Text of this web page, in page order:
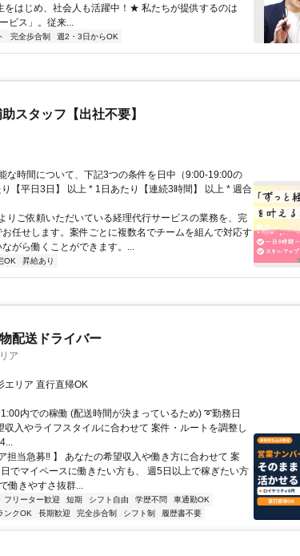
をはじめ、社会人も活躍中！★ 私たちが提供するのは
ビス」。従来...
完全歩合制 週2・3日からOK
スタッフ【出社不要】
な時間について、下記3つの条件を日中（9:00-19:00の
【平日3日】 以上 * 1日あたり【連続3時間】 以上 * 週合
りご依頼いただいている経理代行サービスの業務を、完
任せします。案件ごとに複数名でチームを組んで対応す
がら働くことができます。...
OK 昇給あり
配送ドライバー
ア
エリア 直行直帰OK
内での稼働 (配送時間が決まっているため) ➰勤務日
収入やライフスタイルに合わせて 案件・ルートを調整し
担当急募‼ 】 あなたの希望収入や働き方に合わせて 案
でマイペースに働きたい方も、 週5日以上で稼ぎたい方
働きやすさ抜群...
フリーター歓迎 短期 シフト自由 学歴不問
車通勤OK
ンクOK 長期歓迎 完全歩合制 シフト制 履歴書不要